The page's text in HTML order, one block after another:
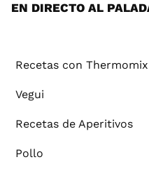
EN DIRECTO AL
Recetas con Thermomix
Vegui
Recetas de Aperitivos
Pollo